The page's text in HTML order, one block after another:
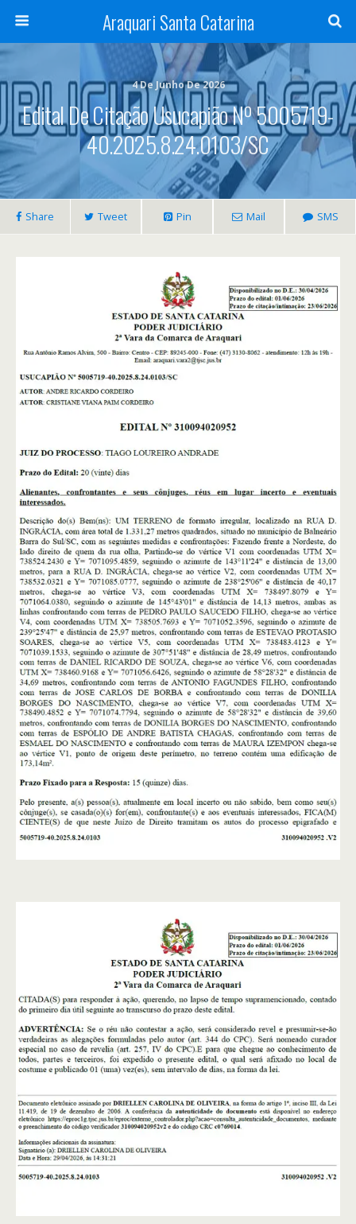
Araquari Santa Catarina
4 De Junho De 2026
Edital De Citação Usucapião Nº 5005719-
40.2025.8.24.0103/SC
Share Tweet Pin Mail SMS